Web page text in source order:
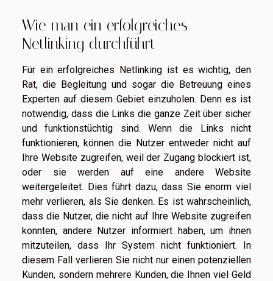
Wie man ein erfolgreiches
Netlinking durchführt
Für ein erfolgreiches Netlinking ist es wichtig, den
Rat, die Begleitung und sogar die Betreuung eines
Experten auf diesem Gebiet einzuholen. Denn es ist
notwendig, dass die Links die ganze Zeit über sicher
und funktionstüchtig sind. Wenn die Links nicht
funktionieren, können die Nutzer entweder nicht auf
Ihre Website zugreifen, weil der Zugang blockiert ist,
oder sie werden auf eine andere Website
weitergeleitet. Dies führt dazu, dass Sie enorm viel
mehr verlieren, als Sie denken. Es ist wahrscheinlich,
dass die Nutzer, die nicht auf Ihre Website zugreifen
konnten, andere Nutzer informiert haben, um ihnen
mitzuteilen, dass Ihr System nicht funktioniert. In
diesem Fall verlieren Sie nicht nur einen potenziellen
Kunden, sondern mehrere Kunden, die Ihnen viel Geld